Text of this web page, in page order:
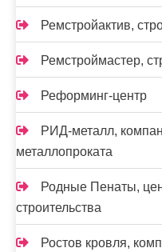
Ремстройактив,
Ремстроймастер,
Реформинг-центр
РИД-металл,
металлопроката
Родные Пенаты,
строительства
Ростов кровля,